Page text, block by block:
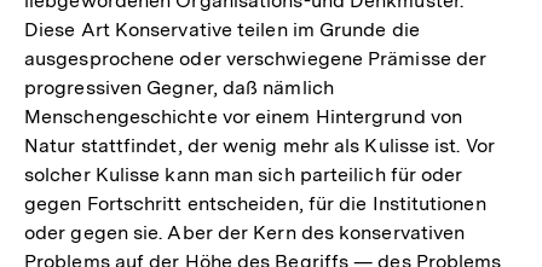
Diese Art Konservative teilen im Grunde die
ausgesprochene oder verschwiegene Prämisse der
progressiven Gegner, daß nämlich
Menschengeschichte vor einem Hintergrund von
Natur stattfindet, der wenig mehr als Kulisse ist. Vor
solcher Kulisse kann man sich parteilich für oder
gegen Fortschritt entscheiden, für die Institutionen
oder gegen sie. Aber der Kern des konservativen
Problems auf der Höhe des Begriffs — des Problems